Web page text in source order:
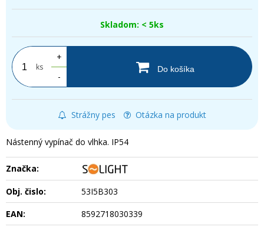
Skladom: < 5ks
ks
+
-
Do košíka
Strážny pes Otázka na produkt
Nástenný vypínač do vlhka. IP54
Značka:
Obj. čislo:
53I5B303
EAN:
8592718030339